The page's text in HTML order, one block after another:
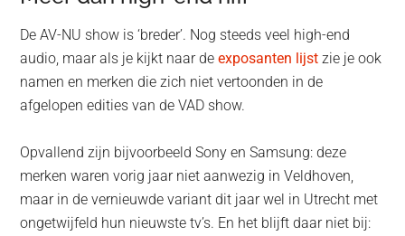
De AV-NU show is ‘breder’. Nog steeds veel high-end
audio, maar als je kijkt naar deexposanten lijst zie je ook
namen en merken die zich niet vertoonden in de
afgelopen edities van de VAD show.
Opvallend zijn bijvoorbeeld Sony en Samsung: deze
merken waren vorig jaar niet aanwezig in Veldhoven,
maar in de vernieuwde variant dit jaar wel in Utrecht met
ongetwijfeld hun nieuwste tv’s. En het blijft daar niet bij: